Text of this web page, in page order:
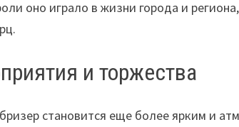
оно играло в жизни города и
и торжества
становится еще более ярким и